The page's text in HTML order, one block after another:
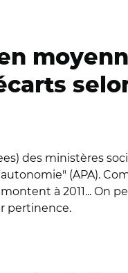
des ministères
(APA).
à 2011... On
pertinence.